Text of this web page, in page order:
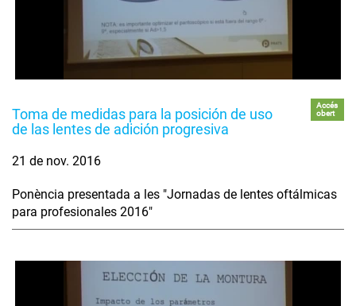
Toma de medidas para la posición de uso
de las lentes de adición progresiva
Accés
obert
21 de nov. 2016
Ponència presentada a les "Jornadas de lentes oftálmicas
para profesionales 2016"